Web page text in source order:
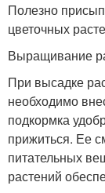
Полезно
цветочных
Выращивание
При высадке
необходимо
подкормка
прижиться. Ее
питательных
растений